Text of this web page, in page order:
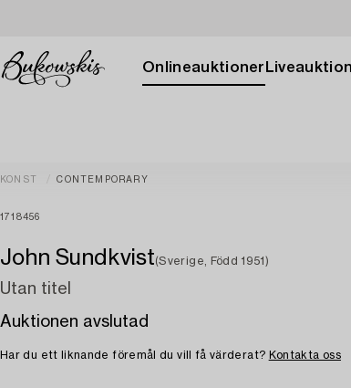
Onlineauktioner
KONST CONTEMPORARY
1718456
John Sundkvist(Sverige, Född 1951)
Utan titel
Auktionen avslutad
Har du ett liknande föremål du vill få värderat? Kontakta oss